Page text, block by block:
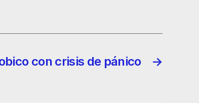
→
con crisis de pánico